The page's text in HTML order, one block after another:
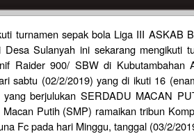
turnamen sepak bola Liga III ASKAB
Sulanyah ini sekarang mengikuti
Raider 900/ SBW di Kubutambahan
sabtu (02/2/2019) yang di ikuti 16
berjulukan SERDADU MACAN
Putih (SMP) ramaikan tribun
Fc pada hari Minggu, tanggal (03/2/